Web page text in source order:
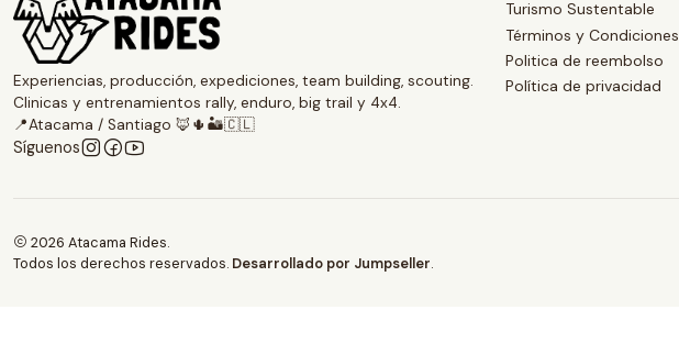
Experiencias, producción, expediciones, team building, scouting.
Clinicas y entrenamientos rally, enduro, big trail y 4x4.
📍Atacama / Santiago 🦊🌵🏜️🇨🇱
Síguenos
Turismo Sustentable
Términos y Condiciones
Politica de reembolso
Política de privacidad
2026 Atacama Rides.
Todos los derechos reservados. Desarrollado por Jumpseller.